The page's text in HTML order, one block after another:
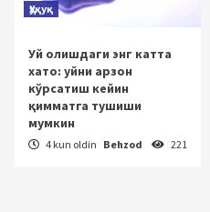
Ҳуқуқ
Уй олишдаги энг катта
хато: уйни арзон
кўрсатиш кейин
қимматга тушиши
мумкин
4 kun oldin Behzod 221